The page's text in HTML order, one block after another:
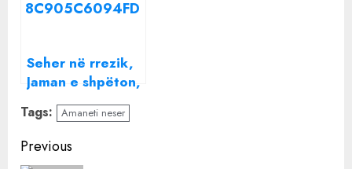
Seher në rrezik,
Jaman e shpëton,
nesër në
“Amaneti”
Tags: Amaneti neser
Continue
Previous